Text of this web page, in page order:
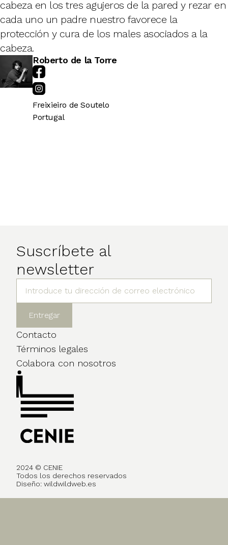
cabeza en los tres agujeros de la pared y rezar en
cada uno un padre nuestro favorece la
protección y cura de los males asociados a la
cabeza.
Roberto de la Torre
Freixieiro de Soutelo
Portugal
Suscríbete al
newsletter
Contacto
Términos legales
Colabora con nosotros
2024 © CENIE
Todos los derechos reservados
Diseño: wildwildweb.es